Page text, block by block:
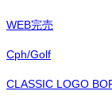
WEB完売
Cph/Golf
CLASSIC LOGO